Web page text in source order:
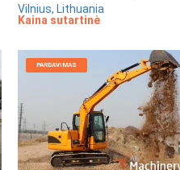
Vilnius, Lithuania
Kaina sutartinė
PARDAVIMAS